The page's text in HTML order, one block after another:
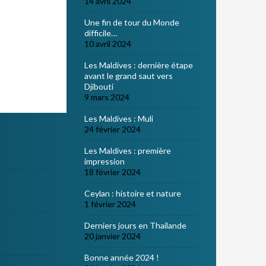
Une fin de tour du Monde
difficile…
10 avril 2024
Les Maldives : dernière étape
avant le grand saut vers
Djibouti
9 mars 2024
Les Maldives : Muli
24 février 2024
Les Maldives : première
impression
18 février 2024
Ceylan : histoire et nature
1 février 2024
Derniers jours en Thailande
20 janvier 2024
Bonne année 2024 !